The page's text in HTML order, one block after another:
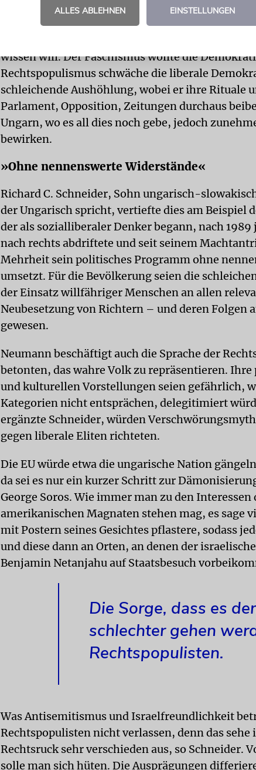
Rechtspopulisten und Faschisten zu erläutern,
dass er die Entwicklungen der 20er- und 30er-
wissen will. Der Faschismus wollte die
Rechtspopulismus schwäche die liberale
schleichende Aushöhlung, wobei er ihre Rituale
Parlament, Opposition, Zeitungen durchaus
Ungarn, wo es all dies noch gebe, jedoch
bewirken.
»Ohne nennenswerte Widerstände«
Richard C. Schneider, Sohn ungarisch-
der Ungarisch spricht, vertiefte dies am Beispiel
der als sozialliberaler Denker begann, nach
nach rechts abdriftete und seit seinem
Mehrheit sein politisches Programm ohne
umsetzt. Für die Bevölkerung seien die
der Einsatz willfähriger Menschen an allen
Neubesetzung von Richtern – und deren Folgen
gewesen.
Neumann beschäftigt auch die Sprache der
betonten, das wahre Volk zu repräsentieren.
und kulturellen Vorstellungen seien gefährlich,
Kategorien nicht entsprächen, delegitimiert
ergänzte Schneider, würden
gegen liberale Eliten richteten.
Die EU würde etwa die ungarische Nation
da sei es nur ein kurzer Schritt zur
George Soros. Wie immer man zu den
amerikanischen Magnaten stehen mag, es sage
mit Postern seines Gesichtes pflastere, sodass
und diese dann an Orten, an denen der
Benjamin Netanjahu auf Staatsbesuch
Die Sorge, dass es
schlechter gehen
Rechtspopulisten.
Was Antisemitismus und Israelfreundlichkeit
Rechtspopulisten nicht verlassen, denn das
Rechtsruck sehr verschieden aus, so Schneider.
solle man sich hüten. Die Ausprägungen
ALLES ABLEHNEN EINSTELLUNGEN